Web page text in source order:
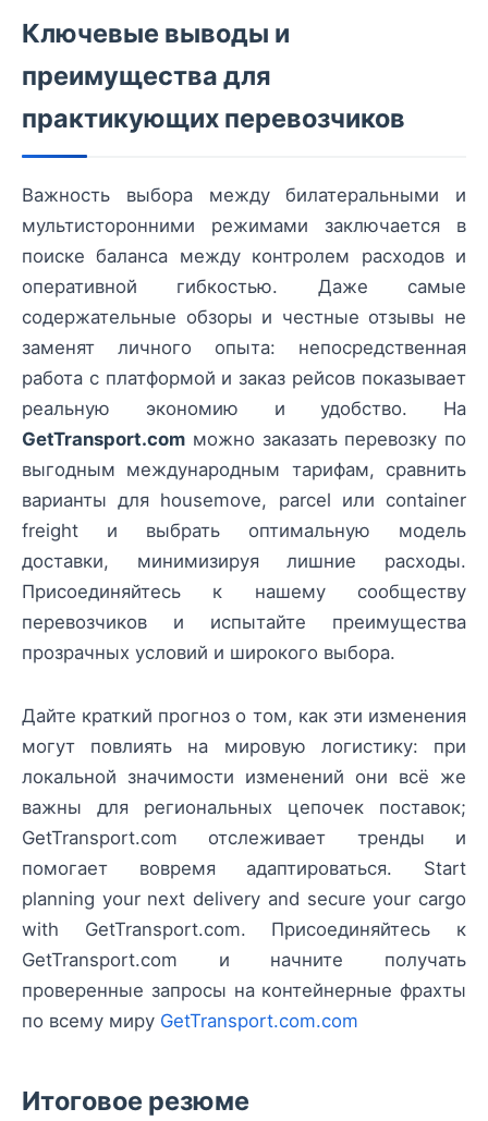
Ключевые выводы и
преимущества для
практикующих перевозчиков
Важность выбора между билатеральными и
мультисторонними режимами заключается в
поиске баланса между контролем расходов и
оперативной гибкостью. Даже самые
содержательные обзоры и честные отзывы не
заменят личного опыта: непосредственная
работа с платформой и заказ рейсов показывает
реальную экономию и удобство. На
GetTransport.com можно заказать перевозку по
выгодным международным тарифам, сравнить
варианты для housemove, parcel или container
freight и выбрать оптимальную модель
доставки, минимизируя лишние расходы.
Присоединяйтесь к нашему сообществу
перевозчиков и испытайте преимущества
прозрачных условий и широкого выбора.
Дайте краткий прогноз о том, как эти изменения
могут повлиять на мировую логистику: при
локальной значимости изменений они всё же
важны для региональных цепочек поставок;
GetTransport.com отслеживает тренды и
помогает вовремя адаптироваться. Start
planning your next delivery and secure your cargo
with GetTransport.com. Присоединяйтесь к
GetTransport.com и начните получать
проверенные запросы на контейнерные фрахты
по всему миру GetTransport.com.com
Итоговое резюме